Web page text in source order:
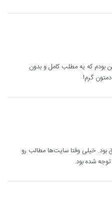
بودم که یه مطلب کامل و بدون
دمتون گرم!
بود. خیلی وقتا سایت‌ها مطالب رو
شده بود.